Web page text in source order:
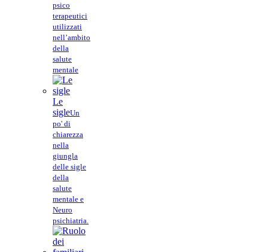
psico
terapeutici
utilizzati
nell’ambito
della
salute
mentale
Le
sigleUn
po' di
chiarezza
nella
giungla
delle sigle
della
salute
mentale e
Neuro
psichiatria.